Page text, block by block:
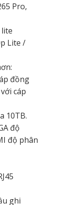
Pro,
Lite /
đồng
cáp
10TB.
độ
độ phân
ghi